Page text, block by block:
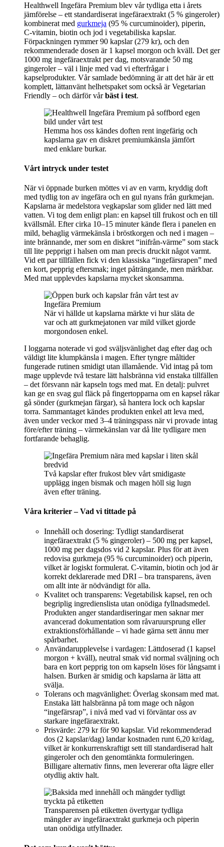
Healthwell Ingefära Premium blev vår tydliga etta i årets
jämförelse – ett standardiserat ingefäraextrakt (5 % gingeroler)
kombinerat med gurkmeja (95 % curcuminoider), piperin,
C‑vitamin, biotin och jod i vegetabiliska kapslar.
Förpackningen rymmer 90 kapslar (279 kr), och den
rekommenderade dosen är 1 kapsel morgon och kväll. Det ger
1000 mg ingefäraextrakt per dag, motsvarande 50 mg
gingeroler – väl i linje med vad vi efterfrågar i
kapselprodukter. Vår samlade bedömning är att det här är ett
komplett, lättanvänt helhetspaket som också är Vegetarian
Friendly – och därför vårbäst i test.
Hemma hos oss kändes doften rent ingefärig och
kapslarna gav en diskret premiumkänsla jämfört
med enklare burkar.
Vårt intryck under testet
När vi öppnade burken möttes vi av en varm, kryddig doft
med tydlig ton av ingefära och en gul nyans från gurkmejan.
Kapslarna är medelstora vegkapslar som glider ned lätt med
vatten. Vi tog dem enligt plan: en kapsel till frukost och en till
kvällsmål. Efter cirka 10–15 minuter kände flera i panelen en
mild, behaglig värmekänsla i bröstkorgen och ned i magen –
inte brännande, mer som en diskret “inifrån‑värme” som stack
till lite pepprigt i halsen om man precis druckit något varmt.
Vid ett par tillfällen fick vi den klassiska “ingefärsrapen” med
en kort, pepprig eftersmak; inget påträngande, men märkbar.
Med mat upplevdes kapslarna mycket skonsamma.
När vi hällde ut kapslarna märkte vi hur släta de
var och att gurkmejatonen var mild vilket gjorde
morgondosen enkel.
I loggarna noterade vi god sväljsvänlighet dag efter dag och
väldigt lite klumpkänsla i magen. Efter tyngre måltider
fungerade rutinen smidigt utan illamående. Vid intag på tom
mage upplevde två testare lätt halsbränna vid enstaka tillfällen
– det försvann när kapseln togs med mat. En detalj: pulvret
kan ge en svag gul fläck på fingertopparna om en kapsel råkar
gå sönder (gurkmejan färgar), så hantera lock och kapslar
torra. Sammantaget kändes produkten enkel att leva med,
även under veckor med 3–4 träningspass när vi provade intag
före/efter träning – värmekänslan var då lite tydligare men
fortfarande behaglig.
Två kapslar efter frukost blev vårt smidigaste
upplägg ingen bismak och magen höll sig lugn
även efter träning.
Våra kriterier – Vad vi tittade på
Innehåll och dosering: Tydligt standardiserat
ingefäraextrakt (5 % gingeroler) – 500 mg per kapsel,
1000 mg per dagsdos vid 2 kapslar. Plus för att även
redovisa gurkmeja (95 % curcuminoider) och piperin,
vilket är logiskt formulerat. C‑vitamin, biotin och jod är
korrekt deklarerade med DRI – bra transparens, även
om allt inte är nödvändigt för alla.
Kvalitet och transparens: Vegetabilisk kapsel, ren och
begriplig ingredienslista utan onödiga fyllnadsmedel.
Produkten anger standardiseringar men saknar mer
avancerad dokumentation som råvaruursprung eller
extraktionsförhållande – vi hade gärna sett ännu mer
spårbarhet.
Användarupplevelse i vardagen: Lättdoserad (1 kapsel
morgon + kväll), neutral smak vid normal sväljning och
bara en kort pepprig ton om kapseln löses för långsamt i
halsen. Burken är smidig och kapslarna är lätta att
svälja.
Tolerans och magvänlighet: Överlag skonsam med mat.
Enstaka lätt halsbränna på tom mage och någon
“ingefärsrap”, i nivå med vad vi förväntar oss av
starkare ingefäraextrakt.
Prisvärde: 279 kr för 90 kapslar. Vid rekommenderad
dos (2 kapslar/dag) landar kostnaden runt 6,20 kr/dag,
vilket är konkurrenskraftigt sett till standardiserad halt
gingeroler och den genomtänkta formuleringen.
Billigare alternativ finns, men levererar ofta lägre eller
otydlig aktiv halt.
Transparensen på etiketten övertygar tydliga
mängder av ingefäraextrakt gurkmeja och piperin
utan onödiga utfyllnader.